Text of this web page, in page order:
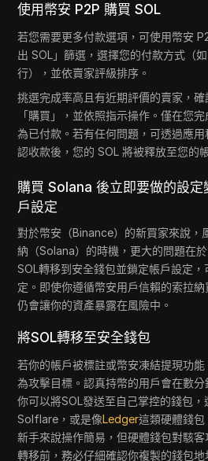
使用幣安 P2P 購買 SOL
若您需要更多付款選項，可使用幣安
出 SOL」篩選，選擇您的付款方式（
行），並依賣家評級排序。
挑選完成率高且有近期評價的賣家，
「購買」，並依照指示操作。僅在您
為已付款。若有任何問題，可透過應
認收款後，您的 SOL 將被釋放至您的
購買 Solana 後立即要做的設定
戶設定
對於幣安（Binance）的新買家來說，
納（Solana）的時機，更大的問題在
SOL轉移到安全錢包並鎖定帳戶設定
定。即使你遵循幣安用戶信賴的索拉
仍會讓你的資產暴露在風險中。
將SOL轉移至安全錢包
若你的帳戶被標註或幣安凍結提現功
為攻擊目標。認真持幣的用戶會在數分
你可以將SOL發送至自己掌控的錢包，
Solflare，或是像Ledger這類硬體錢
新手來說操作簡易，但硬體錢包對駭
轉移前，務必仔細確認你複製的錢包